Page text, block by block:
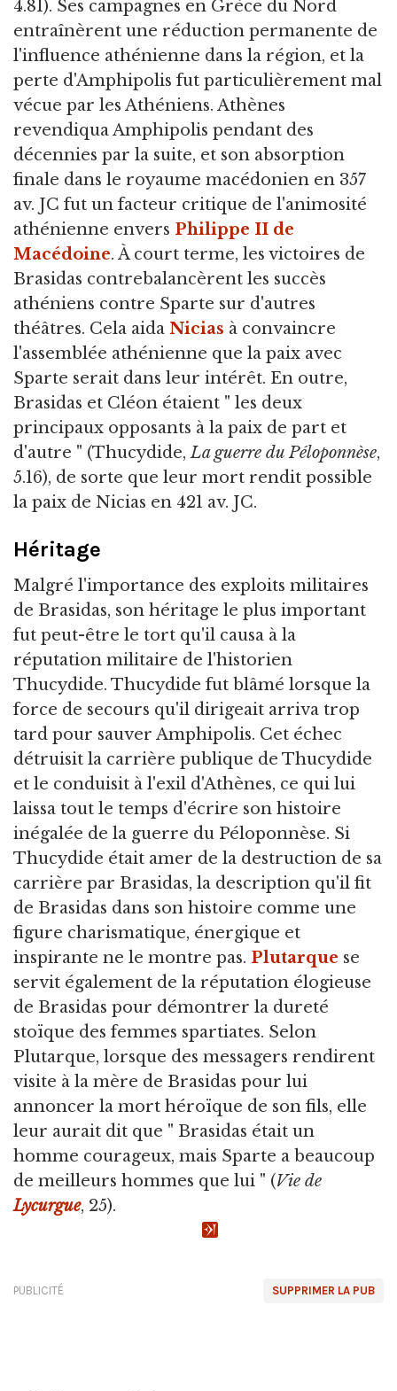
4.81). Ses campagnes en Grèce du Nord
entraînèrent une réduction permanente de
l'influence athénienne dans la région, et la
perte d'Amphipolis fut particulièrement mal
vécue par les Athéniens. Athènes
revendiqua Amphipolis pendant des
décennies par la suite, et son absorption
finale dans le royaume macédonien en 357
av. JC fut un facteur critique de l'animosité
athénienne envers Philippe II de
Macédoine. À court terme, les victoires de
Brasidas contrebalancèrent les succès
athéniens contre Sparte sur d'autres
théâtres. Cela aida Nicias à convaincre
l'assemblée athénienne que la paix avec
Sparte serait dans leur intérêt. En outre,
Brasidas et Cléon étaient " les deux
principaux opposants à la paix de part et
d'autre " (Thucydide, La guerre du Péloponnèse,
5.16), de sorte que leur mort rendit possible
la paix de Nicias en 421 av. JC.
Héritage
Malgré l'importance des exploits militaires
de Brasidas, son héritage le plus important
fut peut-être le tort qu'il causa à la
réputation militaire de l'historien
Thucydide. Thucydide fut blâmé lorsque la
force de secours qu'il dirigeait arriva trop
tard pour sauver Amphipolis. Cet échec
détruisit la carrière publique de Thucydide
et le conduisit à l'exil d'Athènes, ce qui lui
laissa tout le temps d'écrire son histoire
inégalée de la guerre du Péloponnèse. Si
Thucydide était amer de la destruction de sa
carrière par Brasidas, la description qu'il fit
de Brasidas dans son histoire comme une
figure charismatique, énergique et
inspirante ne le montre pas. Plutarque se
servit également de la réputation élogieuse
de Brasidas pour démontrer la dureté
stoïque des femmes spartiates. Selon
Plutarque, lorsque des messagers rendirent
visite à la mère de Brasidas pour lui
annoncer la mort héroïque de son fils, elle
leur aurait dit que " Brasidas était un
homme courageux, mais Sparte a beaucoup
de meilleurs hommes que lui " (Vie de
Lycurgue, 25).
SUPPRIMER LA PUB
PUBLICITÉ